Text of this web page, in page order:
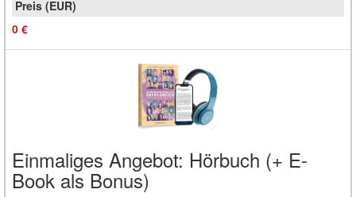
0 €
Einmaliges Angebot: Hörbuch (+ E-
Book als Bonus)